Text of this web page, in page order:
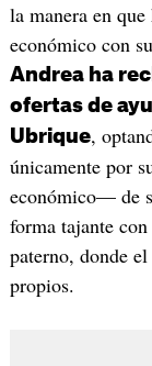
la manera en
económico con
Andrea ha
ofertas de
Ubrique,
únicamente por
económico— de
forma tajante
paterno, donde
propios.